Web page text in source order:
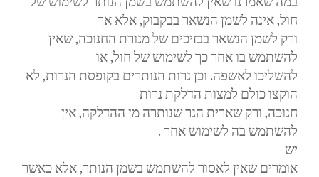
חול, אינה לשמן הנשאר בבקבוק, אלא אך
ורק לשמן הנשאר בבזיכים של מנורת החנוכה, שאין
להשתמש בו אחר כך לשימוש של חול, או
להשליכו לאשפה. וכן נרות הנותרים בקופסת הנרות, לא
הוקצו כולם למצות הדלקת נרות
חנוכה, ורק שארית הנר שנותרה מן ההדלקה, אין
להשתמש בה לשימוש אחר .
יש
אומרים שאין לאסור להשתמש בשמן הנותר, אלא כאשר